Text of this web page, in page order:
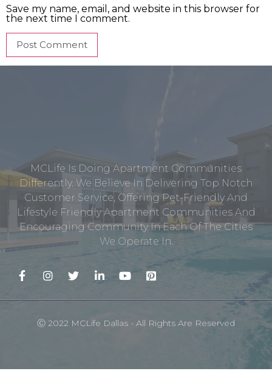
Save my name, email, and website in this browser for
the next time I comment.
MCLife Is Doing Apartment Communities
Differently. We Believe In Delivering Top Notch
Customer Service, Offering Pet-Friendly And
Lifestyle Friendly Apartment Communities And
Encouraging Community In Each Of The Cities
We Operate In.
Ⓒ 2022 MCLife Dallas - All Rights Are Reserved